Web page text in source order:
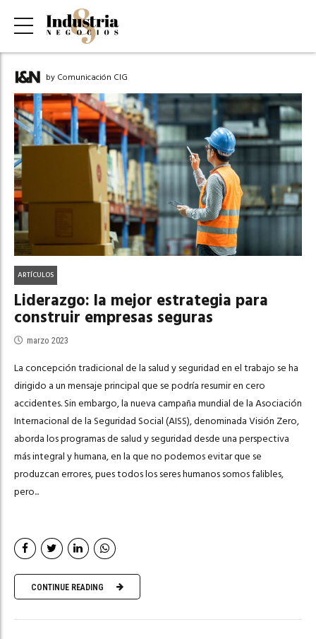
by Comunicación CIG
ARTÍCULOS
Liderazgo: la mejor estrategia para
construir empresas seguras
marzo 2023
La concepción tradicional de la salud y seguridad en el trabajo se ha
dirigido a un mensaje principal que se podría resumir en cero
accidentes. Sin embargo, la nueva campaña mundial de la Asociación
Internacional de la Seguridad Social (AISS), denominada Visión Zero,
aborda los programas de salud y seguridad desde una perspectiva
más integral y humana, en la que no podemos evitar que se
produzcan errores, pues todos los seres humanos somos falibles,
pero...
CONTINUE READING